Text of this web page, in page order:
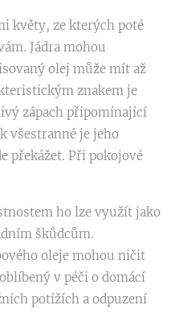
květy, ze kterých poté
Jádra mohou
olej může mít až
znakem je
zápach připomínající
všestranné je jeho
překážet. Při pokojové
ho lze využít jako
škůdcům.
oleje mohou ničit
v péči o domácí
potížích a odpuzení